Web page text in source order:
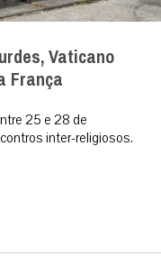
Vaticano
França
25 e 28 de
inter-religiosos.